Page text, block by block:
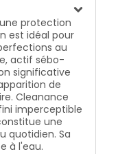
protection
est idéal pour
au
actif sébo-
significative
de
Cleanance
imperceptible
une
quotidien. Sa
à l'eau.